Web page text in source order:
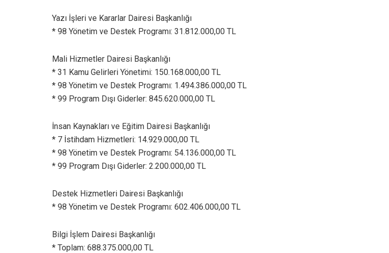
Yazı İşleri ve Kararlar Dairesi Başkanlığı
* 98 Yönetim ve Destek Programı: 31.812.000,00 TL
Mali Hizmetler Dairesi Başkanlığı
* 31 Kamu Gelirleri Yönetimi: 150.168.000,00 TL
* 98 Yönetim ve Destek Programı: 1.494.386.000,00 TL
* 99 Program Dışı Giderler: 845.620.000,00 TL
İnsan Kaynakları ve Eğitim Dairesi Başkanlığı
* 7 İstihdam Hizmetleri: 14.929.000,00 TL
* 98 Yönetim ve Destek Programı: 54.136.000,00 TL
* 99 Program Dışı Giderler: 2.200.000,00 TL
Destek Hizmetleri Dairesi Başkanlığı
* 98 Yönetim ve Destek Programı: 602.406.000,00 TL
Bilgi İşlem Dairesi Başkanlığı
* Toplam: 688.375.000,00 TL